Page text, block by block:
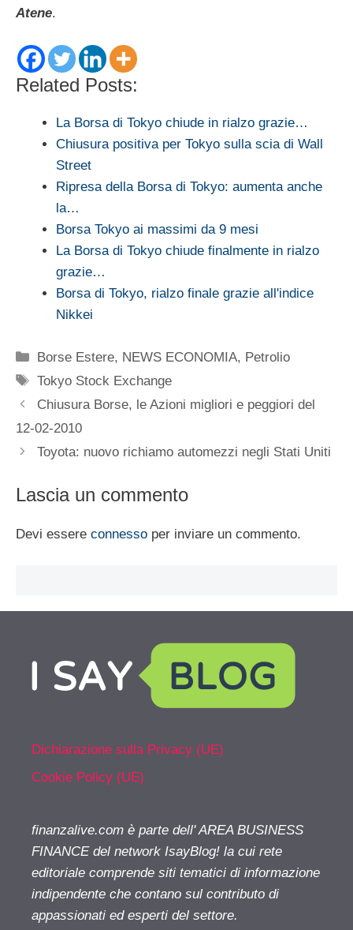
Atene.
Related Posts:
La Borsa di Tokyo chiude in rialzo grazie…
Chiusura positiva per Tokyo sulla scia di Wall
Street
Ripresa della Borsa di Tokyo: aumenta anche
la…
Borsa Tokyo ai massimi da 9 mesi
La Borsa di Tokyo chiude finalmente in rialzo
grazie…
Borsa di Tokyo, rialzo finale grazie all'indice
Nikkei
Categorie
Borse Estere, NEWS ECONOMIA, Petrolio
Tag
Tokyo Stock Exchange
Chiusura Borse, le Azioni migliori e peggiori del
12-02-2010
Toyota: nuovo richiamo automezzi negli Stati Uniti
Lascia un commento
Devi essere connesso per inviare un commento.
Dichiarazione sulla Privacy (UE)
Cookie Policy (UE)
finanzalive.com è parte dell' AREA BUSINESS
FINANCE del network IsayBlog! la cui rete
editoriale comprende siti tematici di informazione
indipendente che contano sul contributo di
appassionati ed esperti del settore.